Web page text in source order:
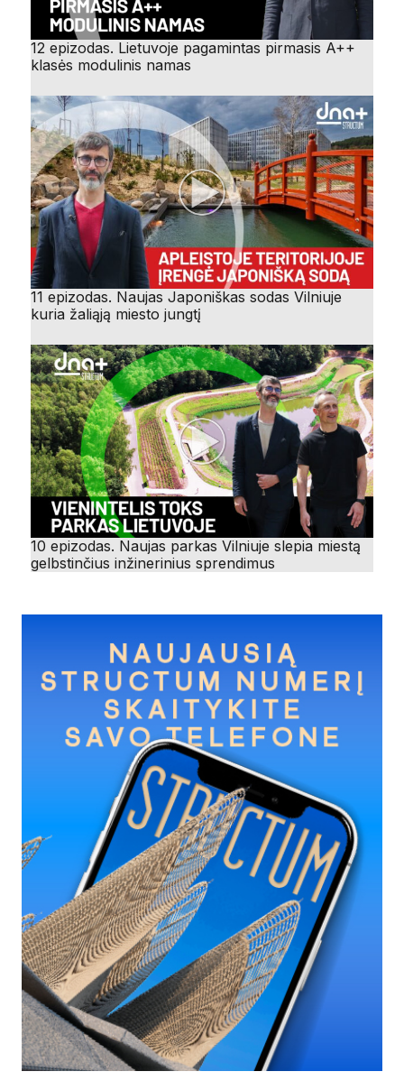
12 epizodas. Lietuvoje pagamintas pirmasis A++
klasės modulinis namas
11 epizodas. Naujas Japoniškas sodas Vilniuje
kuria žaliąją miesto jungtį
10 epizodas. Naujas parkas Vilniuje slepia miestą
gelbstinčius inžinerinius sprendimus